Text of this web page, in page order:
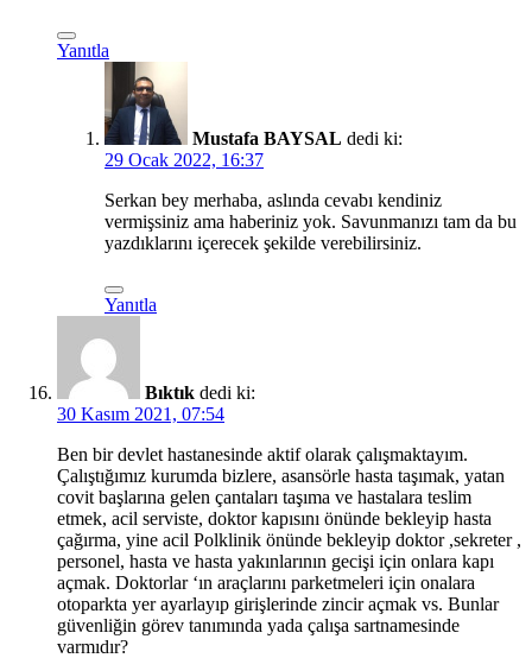
Yanıtla
Mustafa BAYSAL dedi ki:
29 Ocak 2022, 16:37
Serkan bey merhaba, aslında cevabı kendiniz
vermişsiniz ama haberiniz yok. Savunmanızı tam da bu
yazdıklarını içerecek şekilde verebilirsiniz.
Yanıtla
Bıktık dedi ki:
30 Kasım 2021, 07:54
Ben bir devlet hastanesinde aktif olarak çalışmaktayım.
Çalıştığımız kurumda bizlere, asansörle hasta taşımak, yatan
covit başlarına gelen çantaları taşıma ve hastalara teslim
etmek, acil serviste, doktor kapısını önünde bekleyip hasta
çağırma, yine acil Polklinik önünde bekleyip doktor ,sekreter ,
personel, hasta ve hasta yakınlarının gecişi için onlara kapı
açmak. Doktorlar ‘ın araçlarını parketmeleri için onalara
otoparkta yer ayarlayıp girişlerinde zincir açmak vs. Bunlar
güvenliğin görev tanımında yada çalışa sartnamesinde
varmıdır?